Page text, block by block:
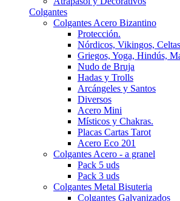
Colgantes
Colgantes Acero Bizantino
Protección.
Nórdicos, Vikingos,
Griegos, Yoga, Hindús,
Nudo de Bruja
Hadas y Trolls
Arcángeles y Santos
Diversos
Acero Mini
Místicos y Chakras.
Placas Cartas Tarot
Acero Eco 201
Colgantes Acero - a granel
Pack 5 uds
Pack 3 uds
Colgantes Metal Bisuteria
Colgantes Galvanizados